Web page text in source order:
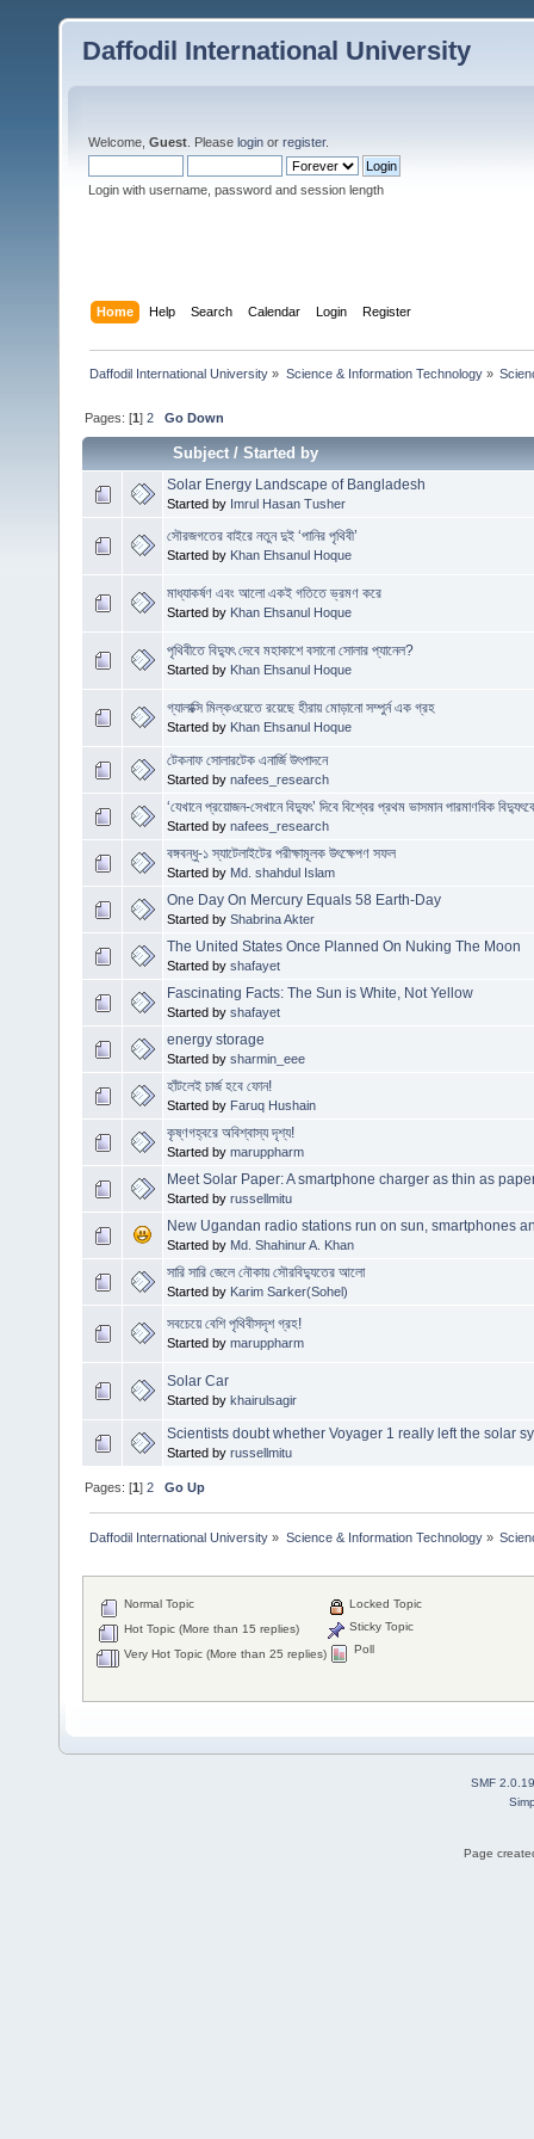
Daffodil International University
Welcome, Guest . Please login or register.
Login with username, password and session length
Home Help Search Calendar Login Register
Daffodil International University » Science & Information Technology»
Pages: [1]2 Go Down
Subject/Started by
Solar Energy Landscape of Bangladesh
Started by Imrul Hasan Tusher
সৌরজগতের বাইরে নতুন দুই ‘পানির পৃথিবী’
Started by Khan Ehsanul Hoque
মাধ্যাকর্ষণ এবং আলো একই গতিতে ভ্রমণ করে
Started by Khan Ehsanul Hoque
পৃথিবীতে বিদ্যুৎ দেবে মহাকাশে বসানো সোলার প্যানেল?
Started by Khan Ehsanul Hoque
গ্যালাক্সি মিল্কওয়েতে রয়েছে হীরায় মোড়ানো সম্পুর্ন এক গ্রহ
Started by Khan Ehsanul Hoque
টেকনাফ সোলারটেক এনার্জি উৎপাদনে
Started by nafees_research
‘যেখানে প্রয়োজন-সেখানে বিদ্যুৎ’ দিবে বিশ্বের প্রথম ভাসমান পারমাণবিক
Started by nafees_research
বঙ্গবন্ধু-১ স্যাটেলাইটের পরীক্ষামূলক উৎক্ষেপণ সফল
Started by Md. shahdul Islam
One Day On Mercury Equals 58 Earth-Day
Started by Shabrina Akter
The United States Once Planned On Nuking The Moon
Started by shafayet
Fascinating Facts: The Sun is White, Not Yellow
Started by shafayet
energy storage
Started by sharmin_eee
হাঁটলেই চার্জ হবে ফোন!
Started by Faruq Hushain
কৃষ্ণগহ্বরে অবিশ্বাস্য দৃশ্য!
Started by maruppharm
Meet Solar Paper: A smartphone charger as thin as
Started by russellmitu
New Ugandan radio stations run on sun, smartphones
Started by Md. Shahinur A. Khan
সারি সারি জেলে নৌকায় সৌরবিদ্যুতের আলো
Started by Karim Sarker(Sohel)
সবচেয়ে বেশি পৃথিবীসদৃশ গ্রহ!
Started by maruppharm
Solar Car
Started by khairulsagir
Scientists doubt whether Voyager 1 really left the solar
Started by russellmitu
Pages: [1]2 Go Up
Daffodil International University » Science & Information Technology»
Normal Topic
Hot Topic (More than 15 replies)
Very Hot Topic (More than 25 replies)
Locked Topic
Sticky Topic
Poll
SMF 2.0.19
Page